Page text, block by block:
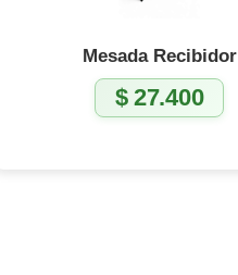
Mesada Recibidor
$27.400